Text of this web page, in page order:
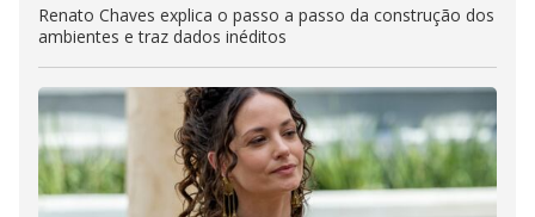
Renato Chaves explica o passo a passo da construção dos
ambientes e traz dados inéditos